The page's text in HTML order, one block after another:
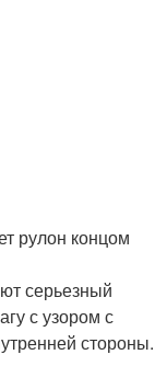
рулон концом
серьезный
с узором с
стороны.